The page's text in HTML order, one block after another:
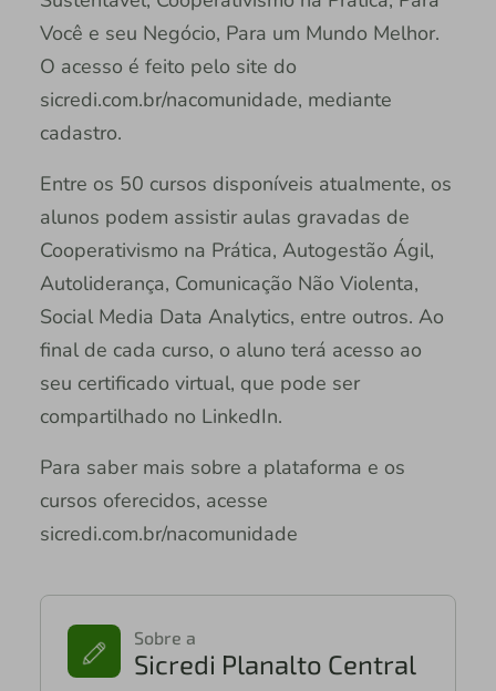
Você e seu Negócio, Para um Mundo Melhor.
O acesso é feito pelo site do
sicredi.com.br/nacomunidade, mediante
cadastro.
Entre os 50 cursos disponíveis atualmente, os
alunos podem assistir aulas gravadas de
Cooperativismo na Prática, Autogestão Ágil,
Autoliderança, Comunicação Não Violenta,
Social Media Data Analytics, entre outros. Ao
final de cada curso, o aluno terá acesso ao
seu certificado virtual, que pode ser
compartilhado no LinkedIn.
Para saber mais sobre a plataforma e os
cursos oferecidos, acesse
sicredi.com.br/nacomunidade
Sobre a
Sicredi Planalto Central